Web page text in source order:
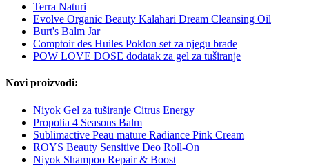
Terra Naturi
Evolve Organic Beauty Kalahari Dream Cleansing Oil
Burt's Balm Jar
Comptoir des Huiles Poklon set za njegu brade
POW LOVE DOSE dodatak za gel za tuširanje
Novi proizvodi:
Niyok Gel za tuširanje Citrus Energy
Propolia 4 Seasons Balm
Sublimactive Peau mature Radiance Pink Cream
ROYS Beauty Sensitive Deo Roll-On
Niyok Shampoo Repair & Boost